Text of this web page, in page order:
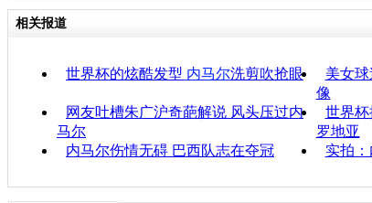
相关报道
世界杯的炫酷发型 内马尔洗剪吹抢眼
美女
像
网友吐槽朱广沪奇葩解说 风头压过内
马尔
世界
罗地亚
内马尔伤情无碍 巴西队志在夺冠
实拍